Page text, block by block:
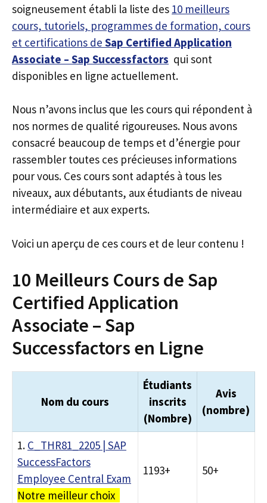
soigneusement établi la liste des 10 meilleurs
cours, tutoriels, programmes de formation, cours
et certifications de Sap Certified Application
Associate – Sap Successfactors qui sont
disponibles en ligne actuellement.
Nous n’avons inclus que les cours qui répondent à
nos normes de qualité rigoureuses. Nous avons
consacré beaucoup de temps et d’énergie pour
rassembler toutes ces précieuses informations
pour vous. Ces cours sont adaptés à tous les
niveaux, aux débutants, aux étudiants de niveau
intermédiaire et aux experts.
Voici un aperçu de ces cours et de leur contenu !
10 Meilleurs Cours de Sap
Certified Application
Associate – Sap
Successfactors en Ligne
Nom du cours
Étudiants
inscrits
(Nombre)
Avis
(nombre)
1. C_THR81_2205 | SAP
SuccessFactors
Employee Central Exam
Notre meilleur choix
1193+ 50+